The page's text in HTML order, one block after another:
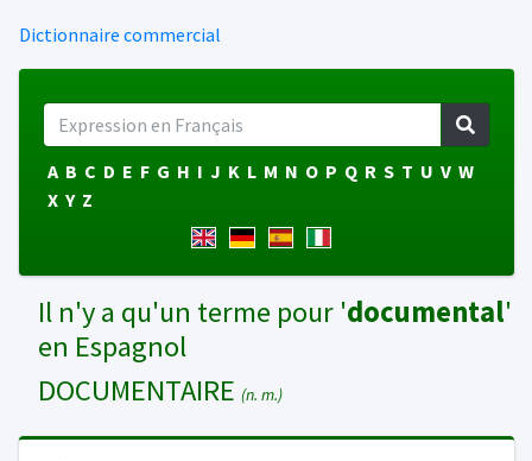
Dictionnaire commercial
A B C D E F G H I J K L M N O P Q R S T U V W
X Y Z
Il n'y a qu'un terme pour 'documental'
en Espagnol
DOCUMENTAIRE (n. m.)